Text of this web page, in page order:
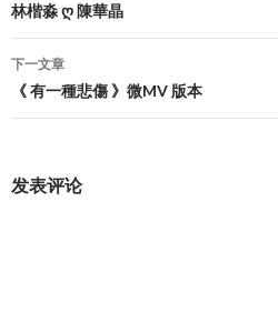
章
导
航
林楷淼 ღ 陳華晶
下一文章
《 有一種悲傷 》微MV 版本
发表评论